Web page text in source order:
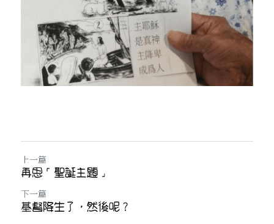
上一篇
再思「聖誕主題」
下一篇
基督降生了，然後呢？